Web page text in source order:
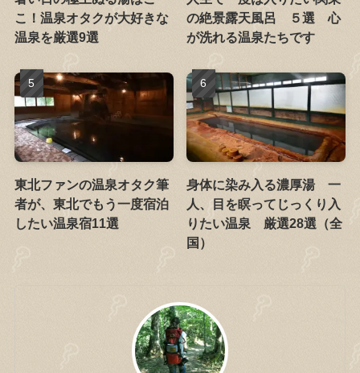
こ！温泉オタクが大好きな
温泉を厳選9選
の絶景露天風呂 ５選 心
が洗れる温泉たちです
東北ファンの温泉オタク筆
者が、東北でもう一度宿泊
したい温泉宿11選
身体に染み入る濃厚湯 一
人、目を瞑ってじっくり入
りたい温泉 厳選28選（全
国）